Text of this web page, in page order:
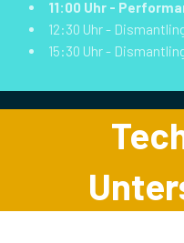
11:00 Uhr -
12:30 Uhr -
15:30 Uhr -